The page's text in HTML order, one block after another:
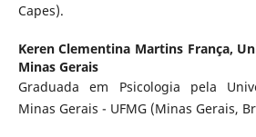
Capes).
Keren Clementina Martins França,
Minas Gerais
Graduada em Psicologia pela
Minas Gerais - UFMG (Minas Gerais,